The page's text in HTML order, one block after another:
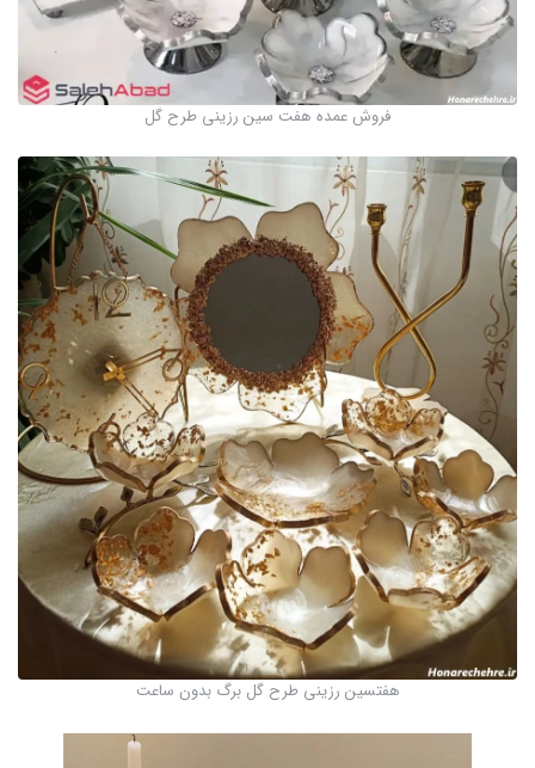
فروش عمده هفت سین رزینی طرح گل
هفتسین رزینی طرح گل برگ بدون ساعت